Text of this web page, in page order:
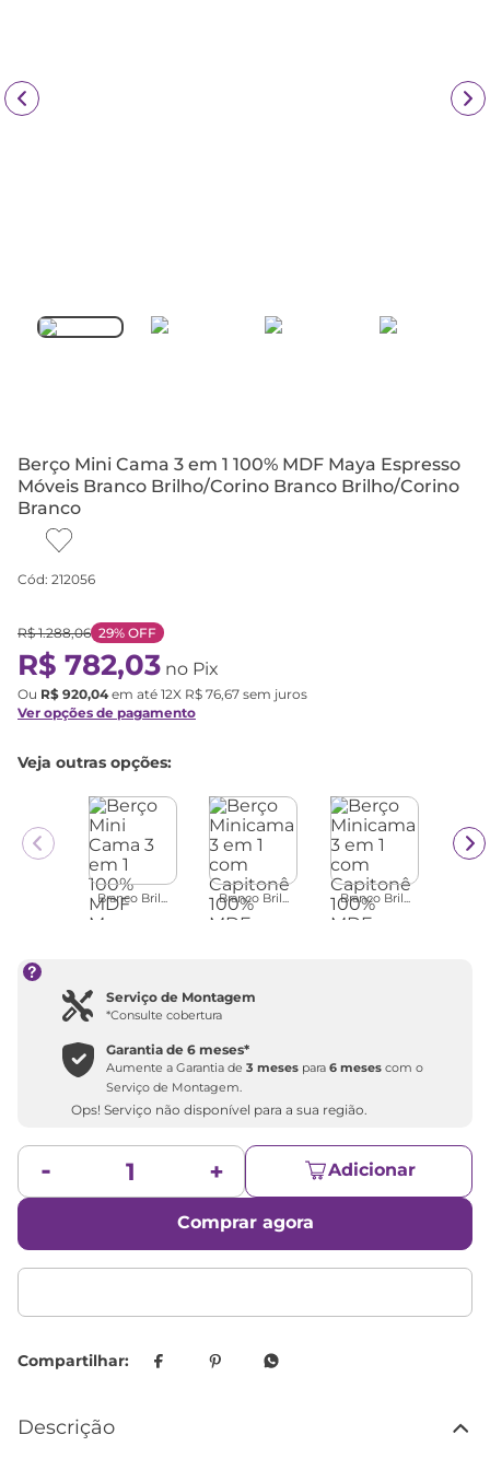
Berço Mini Cama 3 em 1 100% MDF Maya Espresso
Móveis Branco Brilho/Corino Branco Brilho/Corino
Branco
Cód: 212056
R$ 1.288,06 29% OFF
R$ 782,03 no Pix
Ou R$ 920,04em até 12X R$ 76,67 sem juros
Ver opções de pagamento
Veja outras opções:
Branco Bril... Branco Bril... Branco Bril...
Serviço de Montagem
*Consulte cobertura
Garantia de6 meses*
Aumente a Garantia de3 meses para6 meses com o
Serviço de Montagem.
Ops! Serviço não disponível para a sua região.
Adicionar
Comprar agora
Descrição